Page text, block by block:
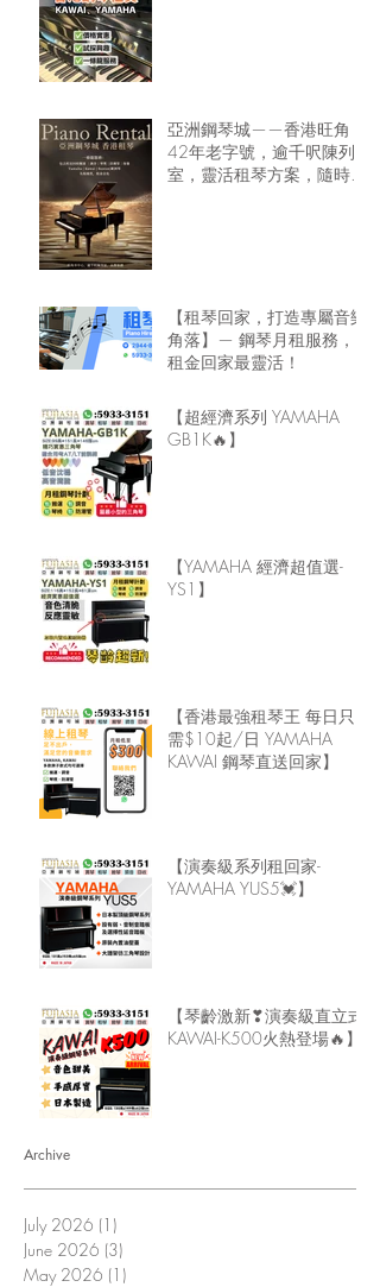
亞洲鋼琴城——香港旺角
42年老字號，逾千呎陳列
室，靈活租琴方案，隨時可
【租琴回家，打造專屬音樂
角落】— 鋼琴月租服務，
租金回家最靈活！
【超經濟系列 YAMAHA
GB1K🔥】
【YAMAHA 經濟超值選-
YS1】
【香港最強租琴王 每日只
需$10起/日 YAMAHA
KAWAI 鋼琴直送回家】
【演奏級系列租回家-
YAMAHA YUS5💓】
【琴齡激新❣演奏級直立式
KAWAI-K500火熱登場🔥】
Archive
July 2026 (1)
June 2026 (3)
May 2026 (1)